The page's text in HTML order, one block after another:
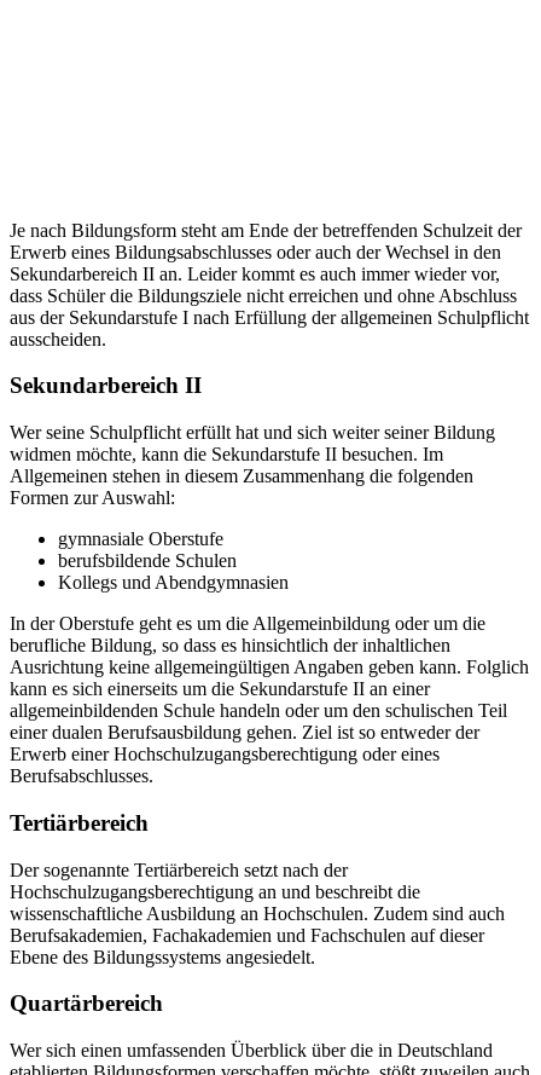
Je nach Bildungsform steht am Ende der betreffenden Schulzeit der
Erwerb eines Bildungsabschlusses oder auch der Wechsel in den
Sekundarbereich II an. Leider kommt es auch immer wieder vor,
dass Schüler die Bildungsziele nicht erreichen und ohne Abschluss
aus der Sekundarstufe I nach Erfüllung der allgemeinen Schulpflicht
ausscheiden.
Sekundarbereich II
Wer seine Schulpflicht erfüllt hat und sich weiter seiner Bildung
widmen möchte, kann die Sekundarstufe II besuchen. Im
Allgemeinen stehen in diesem Zusammenhang die folgenden
Formen zur Auswahl:
gymnasiale Oberstufe
berufsbildende Schulen
Kollegs und Abendgymnasien
In der Oberstufe geht es um die Allgemeinbildung oder um die
berufliche Bildung, so dass es hinsichtlich der inhaltlichen
Ausrichtung keine allgemeingültigen Angaben geben kann. Folglich
kann es sich einerseits um die Sekundarstufe II an einer
allgemeinbildenden Schule handeln oder um den schulischen Teil
einer dualen Berufsausbildung gehen. Ziel ist so entweder der
Erwerb einer Hochschulzugangsberechtigung oder eines
Berufsabschlusses.
Tertiärbereich
Der sogenannte Tertiärbereich setzt nach der
Hochschulzugangsberechtigung an und beschreibt die
wissenschaftliche Ausbildung an Hochschulen. Zudem sind auch
Berufsakademien, Fachakademien und Fachschulen auf dieser
Ebene des Bildungssystems angesiedelt.
Quartärbereich
Wer sich einen umfassenden Überblick über die in Deutschland